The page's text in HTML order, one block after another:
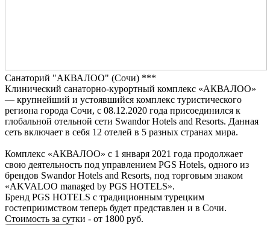
Санаторий "АКВАЛОО" (Сочи) ***
Клинический санаторно-курортный комплекс «АКВАЛОО»
— крупнейший и устоявшийся комплекс туристического
региона города Сочи, с 08.12.2020 года присоединился к
глобальной отельной сети Swandor Hotels and Resorts. Данная
сеть включает в себя 12 отелей в 5 разных странах мира.
Комплекс «АКВАЛОО» c 1 января 2021 года продолжает
свою деятельность под управлением PGS Hotels, одного из
брендов Swandor Hotels and Resorts, под торговым знаком
«AKVALOO managed by PGS HOTELS».
Бренд PGS HOTELS с традиционным турецким
гостеприимством теперь будет представлен и в Сочи.
Стоимость за сутки - от 1800 руб.